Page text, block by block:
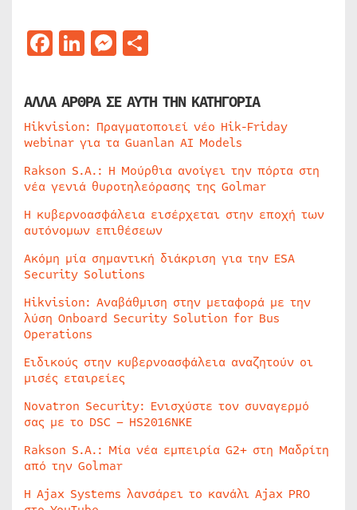
Facebook
LinkedIn
Messenger
ΑΛΛΑ ΑΡΘΡΑ ΣΕ ΑΥΤΗ ΤΗΝ ΚΑΤΗΓΟΡΙΑ
Hikvision: Πραγματοποιεί νέο Hik-Friday
webinar για τα Guanlan AI Models
Rakson S.A.: Η Μούρθια ανοίγει την πόρτα στη
νέα γενιά θυροτηλεόρασης της Golmar
Η κυβερνοασφάλεια εισέρχεται στην εποχή των
αυτόνομων επιθέσεων
Ακόμη μία σημαντική διάκριση για την ESA
Security Solutions
Hikvision: Αναβάθμιση στην μεταφορά με την
λύση Onboard Security Solution for Bus
Operations
Ειδικούς στην κυβερνοασφάλεια αναζητούν οι
μισές εταιρείες
Novatron Security: Ενισχύστε τον συναγερμό
σας με το DSC – HS2016NKE
Rakson S.A.: Μία νέα εμπειρία G2+ στη Μαδρίτη
από την Golmar
Η Ajax Systems λανσάρει το κανάλι Ajax PRO